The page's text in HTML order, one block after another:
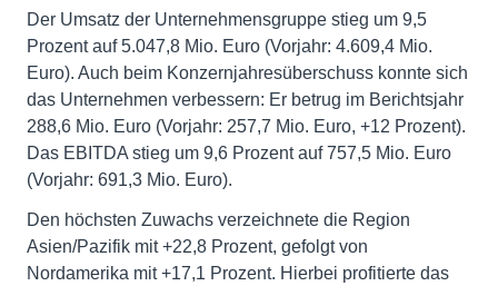
Der Umsatz der Unternehmensgruppe stieg um 9,5
Prozent auf 5.047,8 Mio. Euro (Vorjahr: 4.609,4 Mio.
Euro). Auch beim Konzernjahresüberschuss konnte sich
das Unternehmen verbessern: Er betrug im Berichtsjahr
288,6 Mio. Euro (Vorjahr: 257,7 Mio. Euro, +12 Prozent).
Das EBITDA stieg um 9,6 Prozent auf 757,5 Mio. Euro
(Vorjahr: 691,3 Mio. Euro).
Den höchsten Zuwachs verzeichnete die Region
Asien/Pazifik mit +22,8 Prozent, gefolgt von
Nordamerika mit +17,1 Prozent. Hierbei profitierte das